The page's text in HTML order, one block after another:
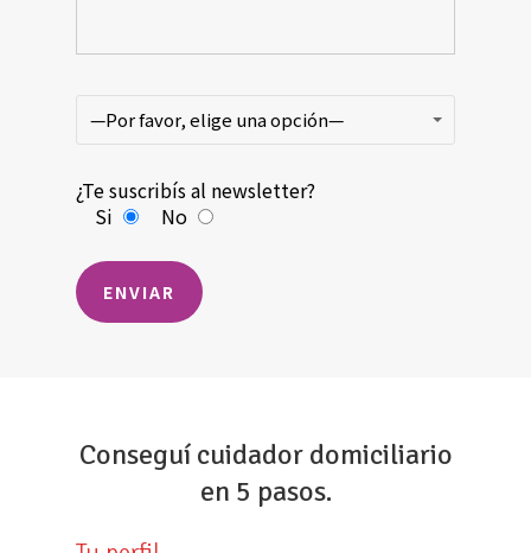
—Por favor, elige una opción—
¿Te suscribís al newsletter?
Si
No
Conseguí cuidador domiciliario
en 5 pasos.